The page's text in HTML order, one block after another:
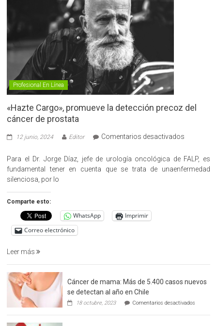
Profesional En Línea
«Hazte Cargo», promueve la detección precoz del
cáncer de prostata
12 junio, 2024 Editor Comentarios desactivados
Cargo»,
promueve
Para el Dr. Jorge Díaz, jefe de urología oncológica de FALP, es
fundamental tener en cuenta que se trata de unaenfermedad
silenciosa, por lo
Comparte esto:
WhatsApp
Imprimir
Correo electrónico
Leer más
Cáncer de mama: Más de 5.400 casos nuevos
se detectan al año en Chile
18 octubre, 2023 Comentarios desactivados
de